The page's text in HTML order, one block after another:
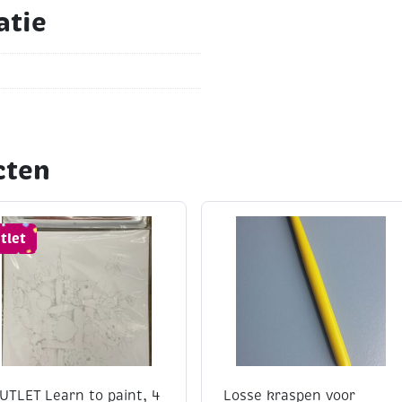
mixed media en
Learn to paint, 4
Losse kraspen voor